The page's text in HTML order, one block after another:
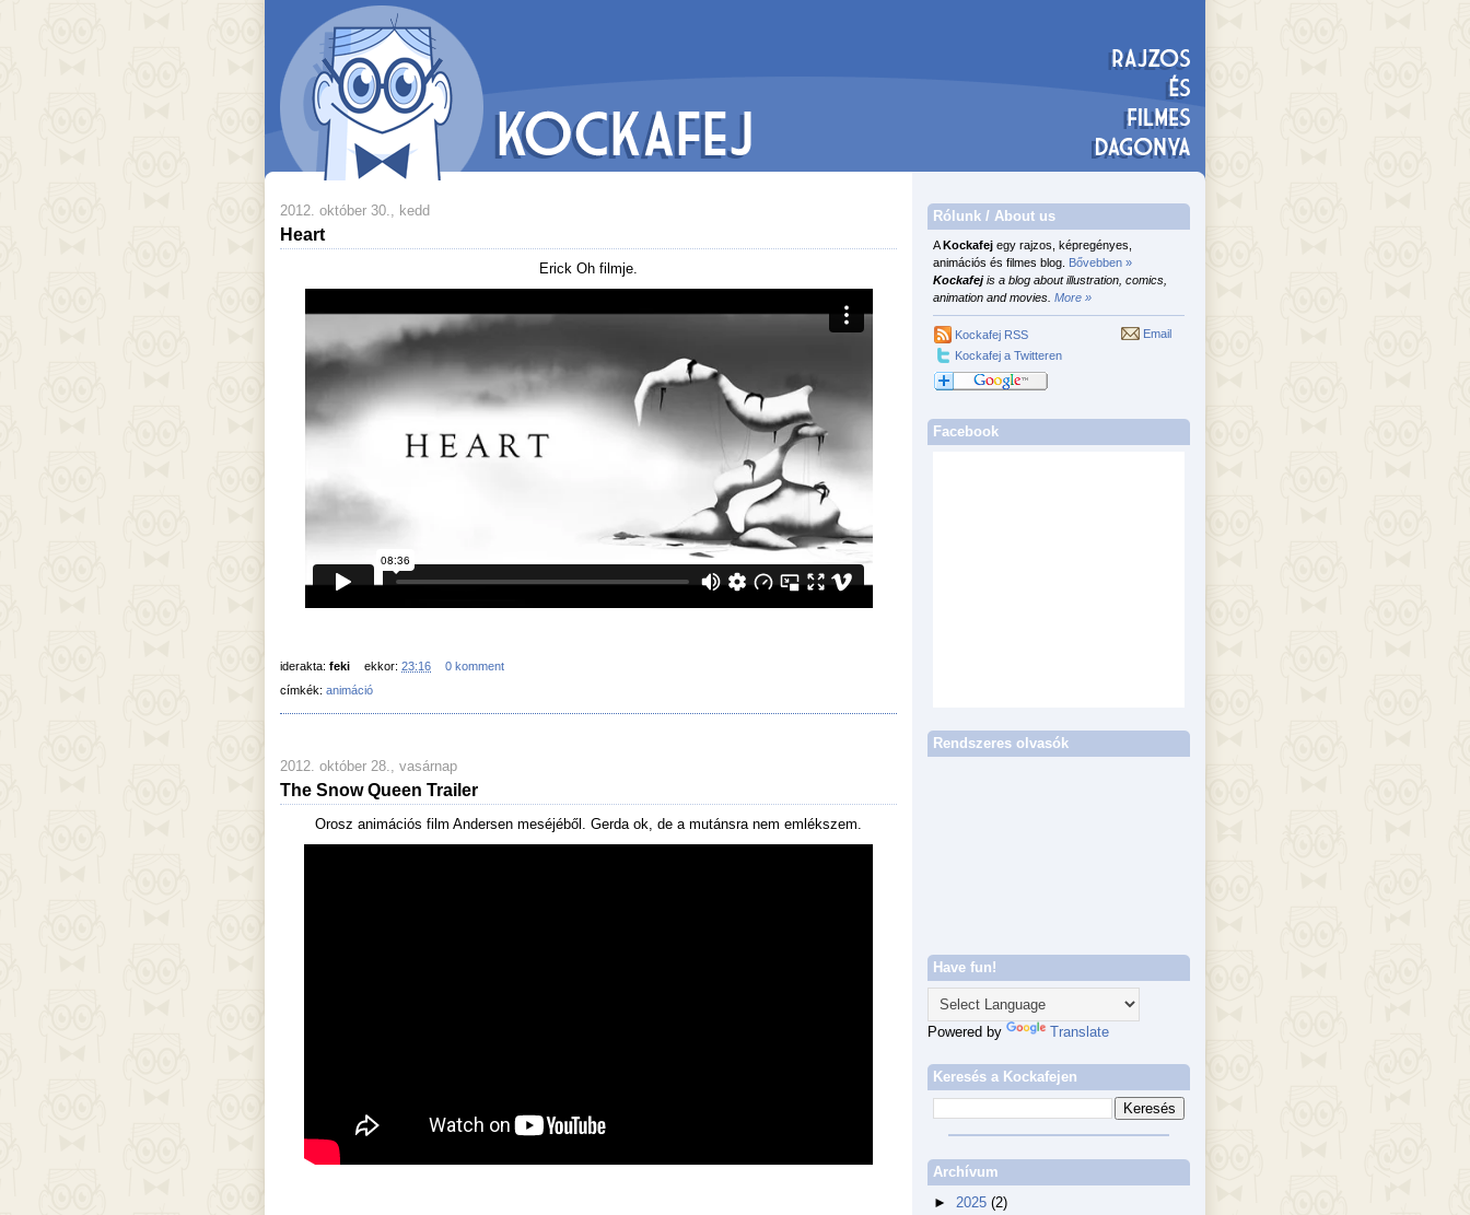
2012. október 30., kedd
Heart
Erick Oh filmje.
iderakta: feki ekkor: 23:16
0 komment
címkék: animáció
2012. október 28., vasárnap
The Snow Queen Trailer
Orosz animációs film Andersen meséjéből. Gerda ok, de a mutánsra nem emlékszem.
Rólunk / About us
AKockafej egy rajzos, képregényes,
animációs és filmes blog. Bővebben »
Kockafejis a blog about illustration, comics,
animation and movies. More »
Kockafej RSS
Kockafej a Twitteren
Email
Facebook
Rendszeres olvasók
Have fun!
Powered by Translate
Keresés a Kockafejen
Archívum
► 2025 (2)